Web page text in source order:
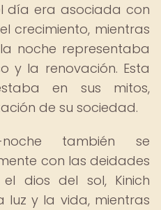
día era asociada con
crecimiento, mientras
noche representaba
y la renovación. Esta
en sus mitos,
de su sociedad.
también se
con las deidades
dios del sol, Kinich
luz y la vida, mientras